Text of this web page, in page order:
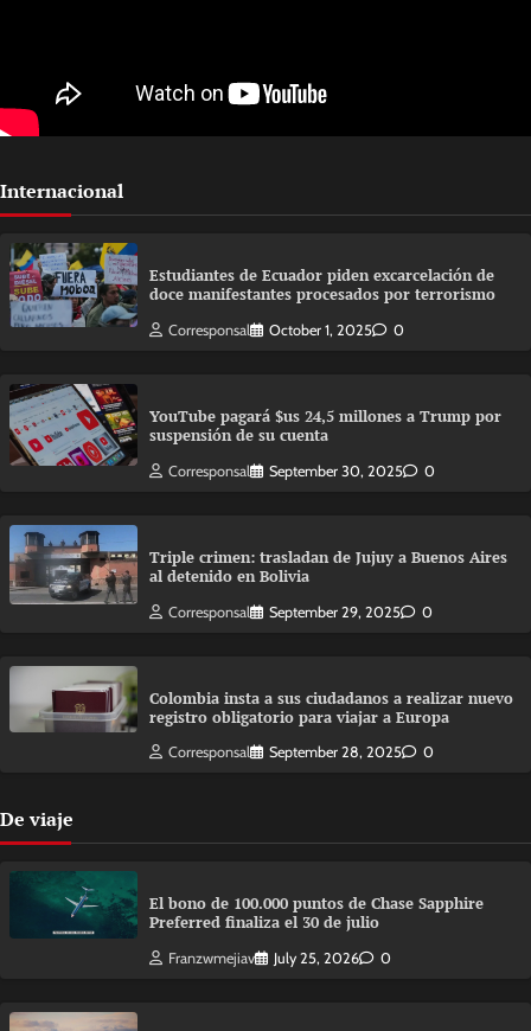
Internacional
Estudiantes de Ecuador piden excarcelación de
doce manifestantes procesados por terrorismo
Corresponsal October 1, 2025 0
YouTube pagará $us 24,5 millones a Trump por
suspensión de su cuenta
Corresponsal September 30, 2025 0
Triple crimen: trasladan de Jujuy a Buenos Aires
al detenido en Bolivia
Corresponsal September 29, 2025 0
Colombia insta a sus ciudadanos a realizar nuevo
registro obligatorio para viajar a Europa
Corresponsal September 28, 2025 0
De viaje
El bono de 100.000 puntos de Chase Sapphire
Preferred finaliza el 30 de julio
Franzwmejiav July 25, 2026 0